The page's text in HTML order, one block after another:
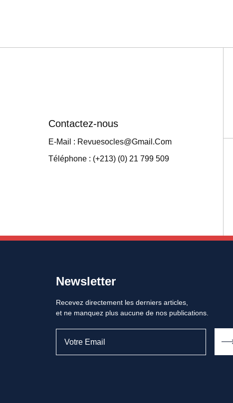
Contactez-nous
E-Mail : Revuesocles@gmail.com
Téléphone : (+213) (0) 21 799 509
Newsletter
Recevez directement les derniers articles,
et ne manquez plus aucune de nos publications.